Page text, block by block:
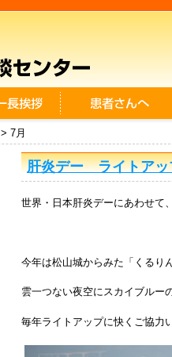
> 7月
肝炎デー ライトアッ
世界・日本肝炎デーにあわせて
今年は松山城からみた「くるり
雲一つない夜空にスカイブルー
毎年ライトアップに快くご協力